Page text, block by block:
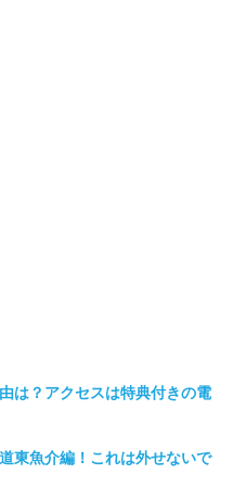
は？アクセスは特典付きの電
東魚介編！これは外せないで